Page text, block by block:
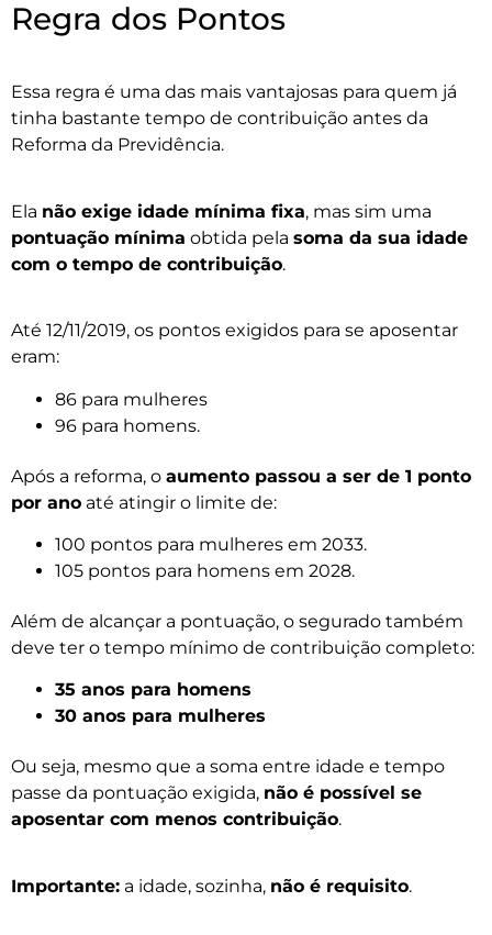
Regra dos Pontos
Essa regra é uma das mais vantajosas para quem já
tinha bastante tempo de contribuição antes da
Reforma da Previdência.
Ela não exige idade mínima fixa, mas sim uma
pontuação mínima obtida pela soma da sua idade
com o tempo de contribuição.
Até 12/11/2019, os pontos exigidos para se aposentar
eram:
86 para mulheres
96 para homens.
Após a reforma, o aumento passou a ser de 1 ponto
por ano até atingir o limite de:
100 pontos para mulheres em 2033.
105 pontos para homens em 2028.
Além de alcançar a pontuação, o segurado também
deve ter o tempo mínimo de contribuição completo:
35 anos para homens
30 anos para mulheres
Ou seja, mesmo que a soma entre idade e tempo
passe da pontuação exigida, não é possível se
aposentar com menos contribuição.
Importante: a idade, sozinha, não é requisito.